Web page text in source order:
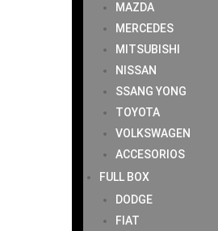
MAZDA
MERCEDES
MITSUBISHI
NISSAN
SSANG YONG
TOYOTA
VOLKSWAGEN
ACCESORIOS
FULL BOX
DODGE
FIAT